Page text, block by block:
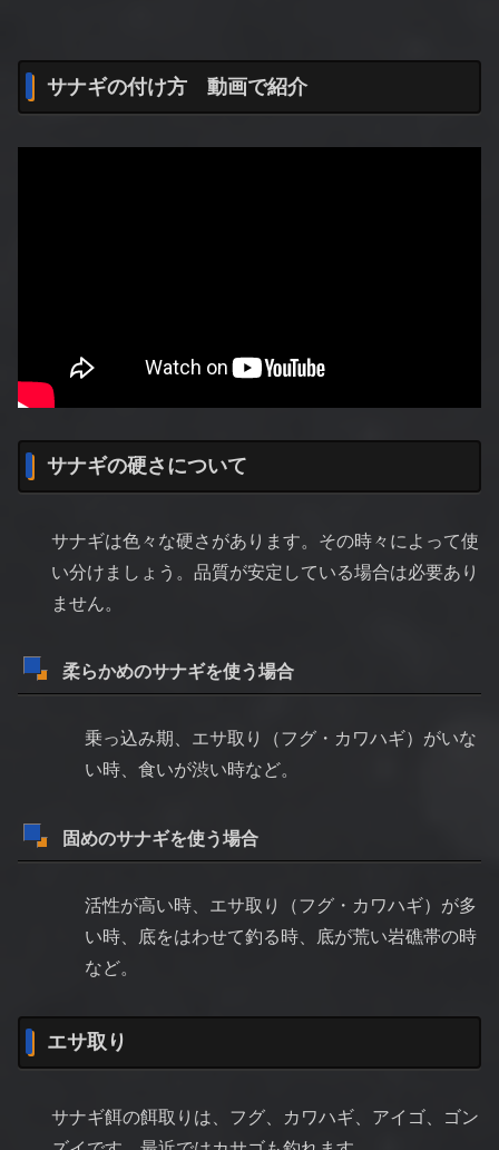
サナギの付け方 動画で紹介
サナギの硬さについて
サナギは色々な硬さがあります。その時々によって使
い分けましょう。品質が安定している場合は必要あり
ません。
柔らかめのサナギを使う場合
乗っ込み期、エサ取り（フグ・カワハギ）がいな
い時、食いが渋い時など。
固めのサナギを使う場合
活性が高い時、エサ取り（フグ・カワハギ）が多
い時、底をはわせて釣る時、底が荒い岩礁帯の時
など。
エサ取り
サナギ餌の餌取りは、フグ、カワハギ、アイゴ、ゴン